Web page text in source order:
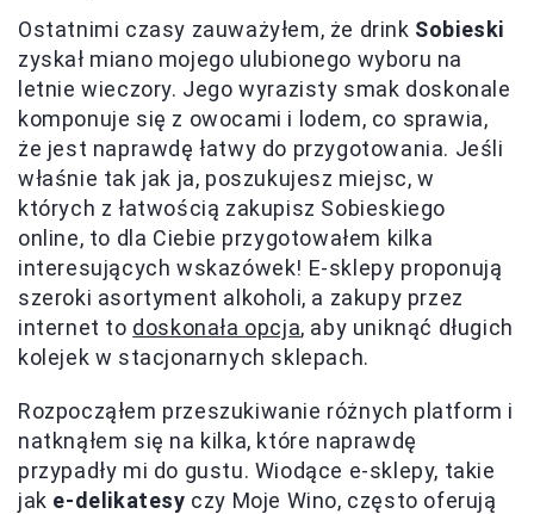
Ostatnimi czasy zauważyłem, że drink Sobieski
zyskał miano mojego ulubionego wyboru na
letnie wieczory. Jego wyrazisty smak doskonale
komponuje się z owocami i lodem, co sprawia,
że jest naprawdę łatwy do przygotowania. Jeśli
właśnie tak jak ja, poszukujesz miejsc, w
których z łatwością zakupisz Sobieskiego
online, to dla Ciebie przygotowałem kilka
interesujących wskazówek! E-sklepy proponują
szeroki asortyment alkoholi, a zakupy przez
internet to doskonała opcja, aby uniknąć długich
kolejek w stacjonarnych sklepach.
Rozpocząłem przeszukiwanie różnych platform i
natknąłem się na kilka, które naprawdę
przypadły mi do gustu. Wiodące e-sklepy, takie
jak e-delikatesy czy Moje Wino, często oferują